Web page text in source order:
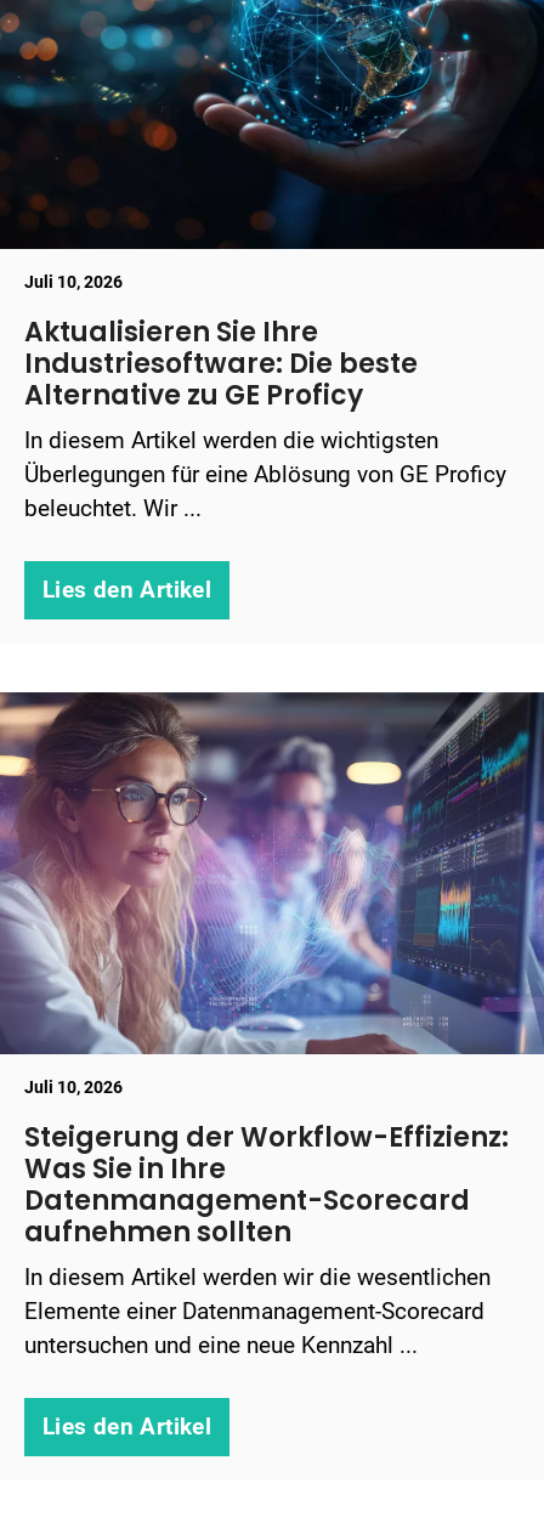
Juli 10, 2026
Aktualisieren Sie Ihre
Industriesoftware: Die beste
Alternative zu GE Proficy
In diesem Artikel werden die wichtigsten
Überlegungen für eine Ablösung von GE Proficy
beleuchtet. Wir ...
Lies den Artikel
Juli 10, 2026
Steigerung der Workflow-Effizienz:
Was Sie in Ihre
Datenmanagement-Scorecard
aufnehmen sollten
In diesem Artikel werden wir die wesentlichen
Elemente einer Datenmanagement-Scorecard
untersuchen und eine neue Kennzahl ...
Lies den Artikel